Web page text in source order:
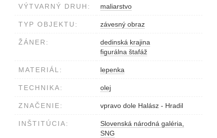
VÝTVARNÝ DRUH: maliarstvo
TYP OBJEKTU: závesný obraz
ŽÁNER:
dedinská krajina
figurálna štafáž
MATERIÁL: lepenka
TECHNIKA: olej
ZNAČENIE: vpravo dole Halász - Hradil
INŠTITÚCIA:
Slovenská národná galéria,
SNG